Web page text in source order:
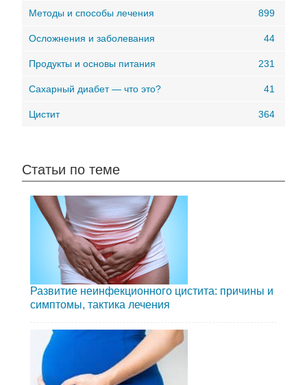
Методы и способы лечения 899
Осложнения и заболевания 44
Продукты и основы питания 231
Сахарный диабет — что это? 41
Цистит 364
Статьи по теме
Развитие неинфекционного цистита: причины и
симптомы, тактика лечения